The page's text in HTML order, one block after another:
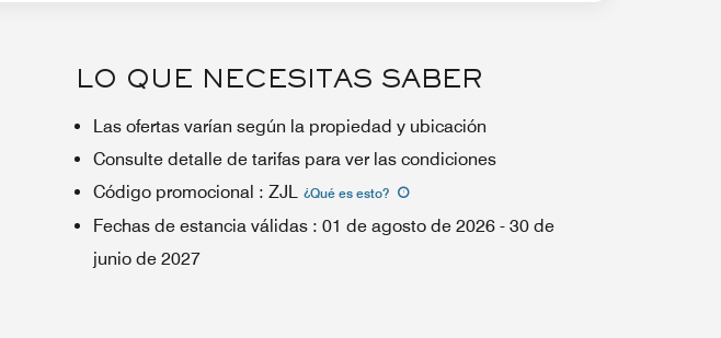
LO QUE NECESITAS SABER
Las ofertas varían según la propiedad y ubicación
Consulte detalle de tarifas para ver las condiciones
Código promocional : ZJL ¿Qué es esto?
Fechas de estancia válidas : 01 de agosto de 2026 - 30 de
junio de 2027